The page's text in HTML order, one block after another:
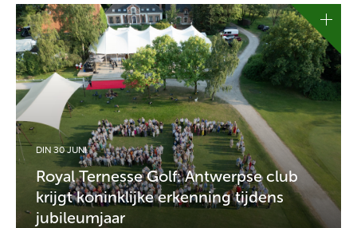
DIN 30 JUNI
Royal Ternesse Golf: Antwerpse club
krijgt koninklijke erkenning tijdens
jubileumjaar